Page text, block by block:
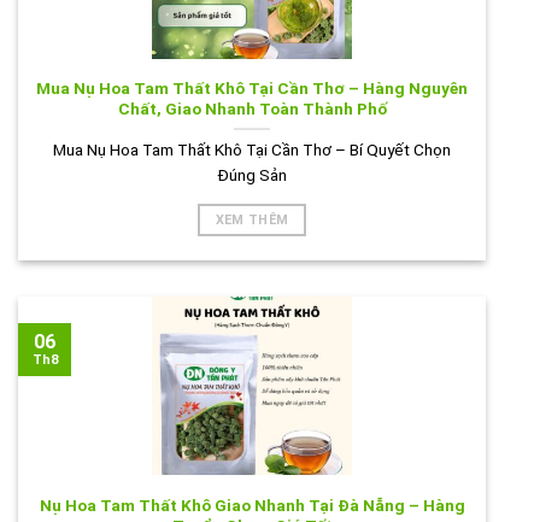
Mua Nụ Hoa Tam Thất Khô Tại Cần Thơ – Hàng Nguyên
Chất, Giao Nhanh Toàn Thành Phố
Mua Nụ Hoa Tam Thất Khô Tại Cần Thơ – Bí Quyết Chọn
Đúng Sản
XEM THÊM
Nụ Hoa Tam Thất Khô Giao Nhanh Tại Đà Nẵng – Hàng
06
Th8